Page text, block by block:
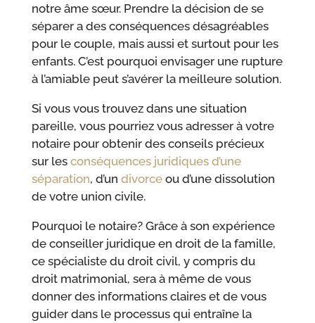
notre âme sœur. Prendre la décision de se
séparer a des conséquences désagréables
pour le couple, mais aussi et surtout pour les
enfants. C’est pourquoi envisager une rupture
à l’amiable peut s’avérer la meilleure solution.
Si vous vous trouvez dans une situation
pareille, vous pourriez vous adresser à votre
notaire pour obtenir des conseils précieux
sur lesconséquences juridiques d’une
séparation, d’un divorceou d’une dissolution
de votre union civile.
Pourquoi le notaire? Grâce à son expérience
de conseiller juridique en droit de la famille,
ce spécialiste du droit civil, y compris du
droit matrimonial, sera à même de vous
donner des informations claires et de vous
guider dans le processus qui entraîne la